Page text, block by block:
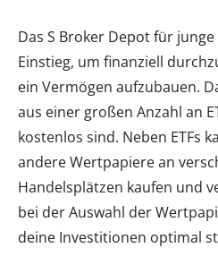
Das S Broker Depot für
Einstieg, um finanziell
ein Vermögen aufzubauen.
aus einer großen Anzahl an
kostenlos sind. Neben ETFs
andere Wertpapiere an
Handelsplätzen kaufen und
bei der Auswahl der
deine Investitionen optimal